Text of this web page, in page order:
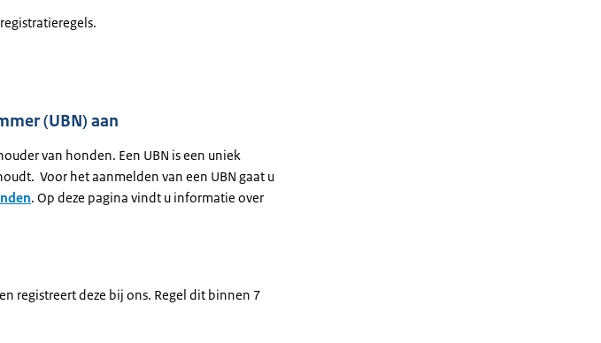
(UBN) aan
van honden. Een UBN is een uniek
Voor het aanmelden van een UBN gaat u
. Op deze pagina vindt u informatie over
registreert deze bij ons. Regel dit binnen 7